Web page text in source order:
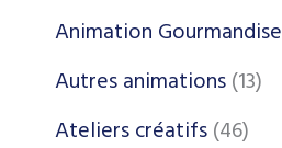
Animation Gourmandise
Autres animations 13
Ateliers créatifs 46